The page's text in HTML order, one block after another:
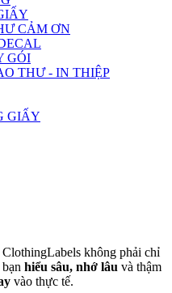
CẢM ƠN
GÓI
THƯ - IN THIỆP
GIẤY
ClothingLabels không phải chỉ
hiểu sâu, nhớ lâu và thậm
vào thực tế.